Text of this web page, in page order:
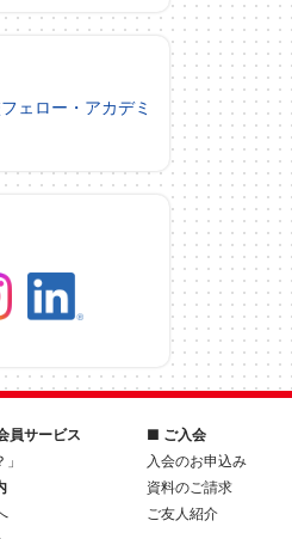
ェロー・アカデミ
員サービス
■ ご入会
入会のお申込み
資料のご請求
ご友人紹介